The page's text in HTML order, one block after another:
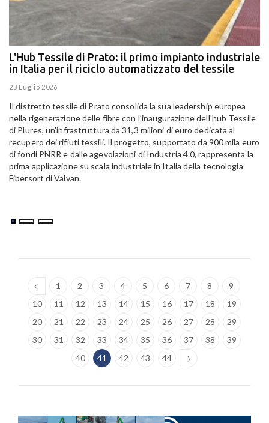
L'Hub Tessile di Prato: il primo impianto industriale
in Italia per il riciclo automatizzato del tessile
23 Luglio 2026
Il distretto tessile di Prato consolida la sua leadership europea
nella rigenerazione delle fibre con l'inaugurazione dell'hub Tessile
di Plures, un'infrastruttura da 31,3 milioni di euro dedicata al
recupero dei rifiuti tessili. Il progetto, supportato da 900 mila euro
di fondi PNRR e dalle agevolazioni di Industria 4.0, rappresenta la
prima applicazione su scala industriale in Italia della tecnologia
Fibersort di Valvan.
1 2 3 4 5 6 7 8
9
10
11 12 13 14 15 16 17 18
19
20
21 22 23 24 25 26 27 28
29
30
31 32 33 34 35 36 37 38
39
40
41 42 43 44